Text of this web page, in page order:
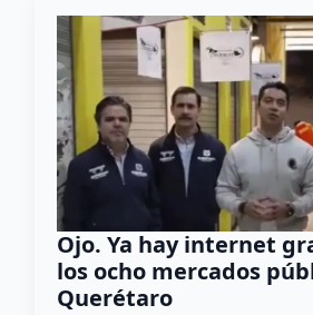
Ojo. Ya hay internet
los ocho mercados
Querétaro